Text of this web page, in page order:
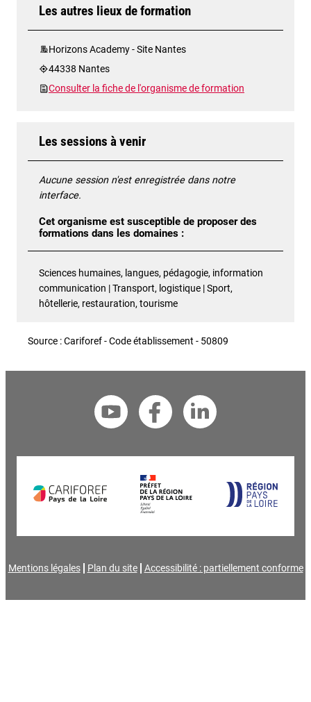
Les autres lieux de formation
Horizons Academy - Site Nantes
44338 Nantes
Consulter la fiche de l'organisme de formation
Les sessions à venir
Aucune session n'est enregistrée dans notre
interface.
Cet organisme est susceptible de proposer des
formations dans les domaines :
Sciences humaines, langues, pédagogie, information
communication | Transport, logistique | Sport,
hôtellerie, restauration, tourisme
Source : Cariforef - Code établissement - 50809
Mentions légales Plan du site Accessibilité : partiellement conforme